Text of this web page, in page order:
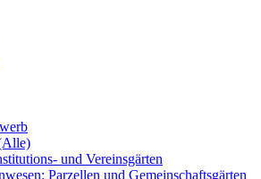
und Vereinsgärten
Parzellen und Gemeinschaftsgärten